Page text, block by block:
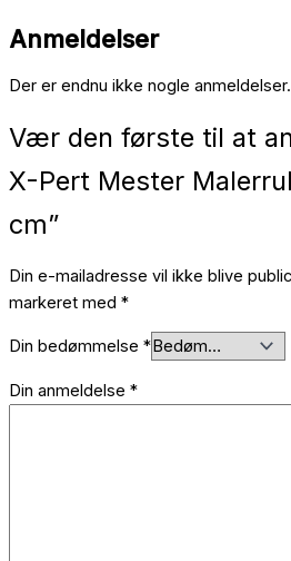
Anmeldelser
Der er endnu ikke nogle anmeldelser.
Vær den første til at
X-Pert Mester
cm”
Din e-mailadresse vil ikke blive
markeret med *
Din bedømmelse *
Din anmeldelse *